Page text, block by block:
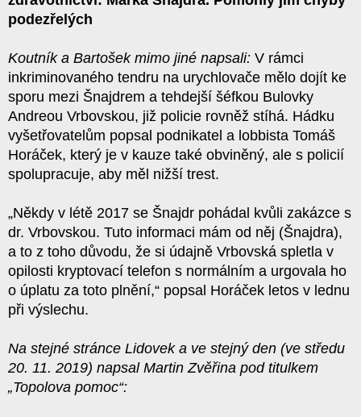
podezřelých
Koutník a Bartošek mimo jiné napsali: V rámci
inkriminovaného tendru na urychlovače mělo dojít ke
sporu mezi Šnajdrem a tehdejší šéfkou Bulovky
Andreou Vrbovskou, již policie rovněž stíhá. Hádku
vyšetřovatelům popsal podnikatel a lobbista Tomáš
Horáček, který je v kauze také obviněný, ale s policií
spolupracuje, aby měl nižší trest.
„Někdy v létě 2017 se Šnajdr pohádal kvůli zakázce s
dr. Vrbovskou. Tuto informaci mám od něj (Šnajdra),
a to z toho důvodu, že si údajně Vrbovská spletla v
opilosti kryptovací telefon s normálním a urgovala ho
o úplatu za toto plnění,“ popsal Horáček letos v lednu
při výslechu.
Na stejné stránce Lidovek a ve stejný den (ve středu
20. 11. 2019) napsal Martin Zvěřina pod titulkem
„Topolova pomoc“: